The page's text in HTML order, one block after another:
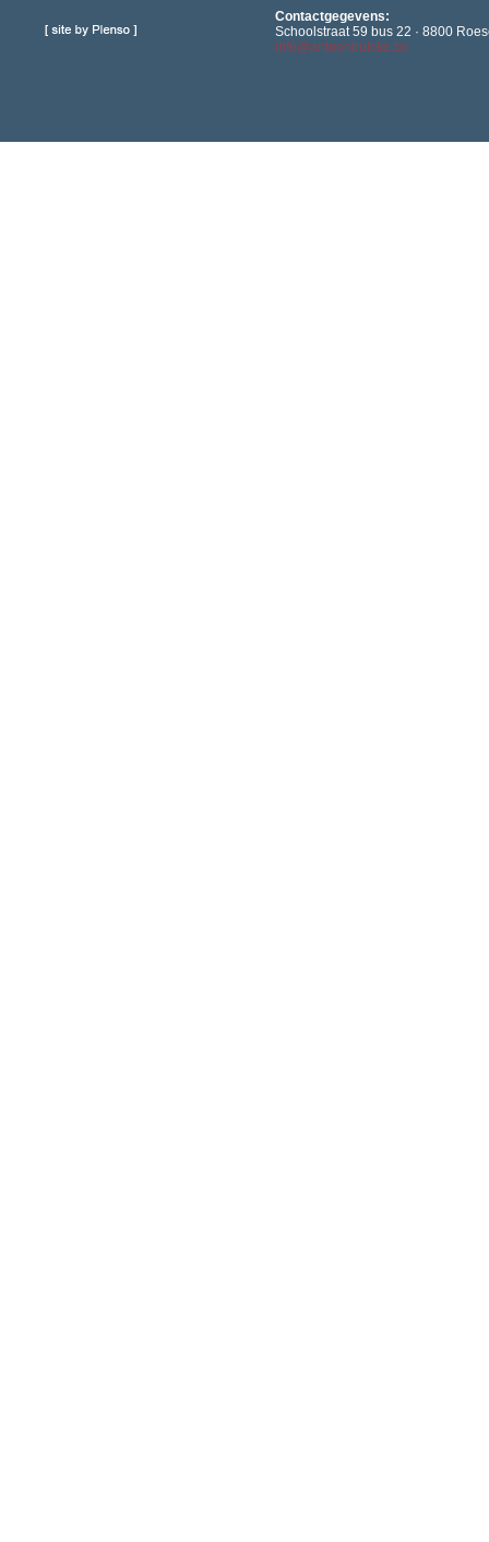
Contactgegevens:
Schoolstraat 59 bus 22 · 8800
info@antoonbulcke.be